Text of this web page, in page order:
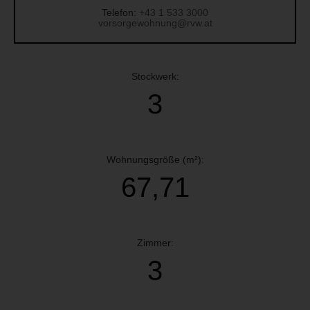
Telefon: +43 1 533 3000
vorsorgewohnung@rvw.at
Stockwerk:
3
Wohnungsgröße (m²):
67,71
Zimmer:
3